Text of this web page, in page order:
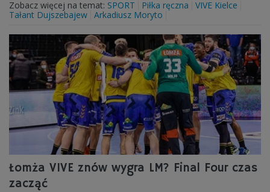
Zobacz więcej na temat: SPORT Piłka ręczna
VIVE Kielce
Tałant Dujszebajew Arkadiusz Moryto
Łomża VIVE znów wygra LM? Final Four czas
zacząć